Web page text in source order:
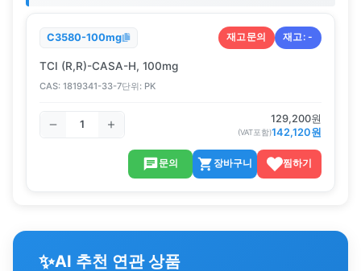
C3580-100mg 재고문의 재고:-
TCI (R,R)-CASA-H, 100mg
CAS: 1819341-33-7단위: PK
129,200원
(VAT포함)142,120원
문의 장바구니 찜하기
✨AI 추천 연관 상품